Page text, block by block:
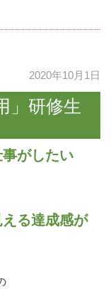
2020年10月1日
」研修生
がしたい
る達成感が